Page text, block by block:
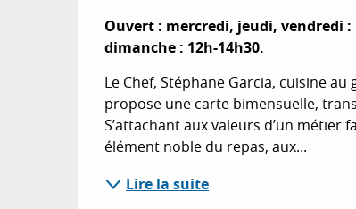
Ouvert : mercredi, jeudi, vendredi :
dimanche : 12h-14h30.
Le Chef, Stéphane Garcia, cuisine
propose une carte bimensuelle,
S’attachant aux valeurs d’un métier
élément noble du repas, aux...
Lire la suite